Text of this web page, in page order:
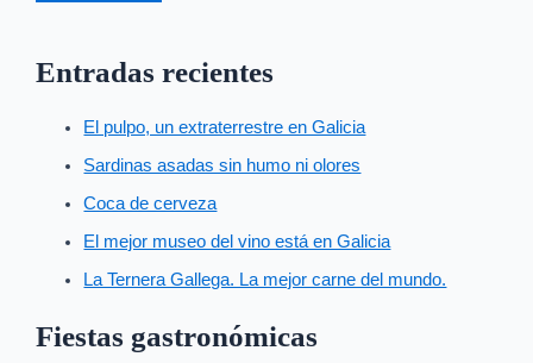
Entradas recientes
El pulpo, un extraterrestre en Galicia
Sardinas asadas sin humo ni olores
Coca de cerveza
El mejor museo del vino está en Galicia
La Ternera Gallega. La mejor carne del mundo.
Fiestas gastronómicas